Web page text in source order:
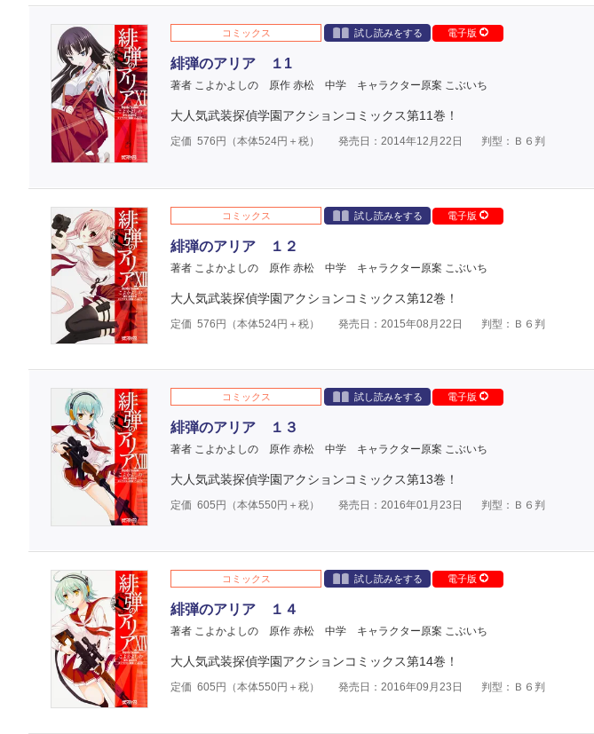
コミックス 試し読みをする 電子版
緋弾のアリア １1
著者 こよかよしの 原作 赤松 中学 キャラクター原案 こぶいち
大人気武装探偵学園アクションコミックス第11巻！
定価 576 円（本体524円＋税） 発売日：2014年12月22日 判型：Ｂ６判
コミックス 試し読みをする 電子版
緋弾のアリア １２
著者 こよかよしの 原作 赤松 中学 キャラクター原案 こぶいち
大人気武装探偵学園アクションコミックス第12巻！
定価 576 円（本体524円＋税） 発売日：2015年08月22日 判型：Ｂ６判
コミックス 試し読みをする 電子版
緋弾のアリア １３
著者 こよかよしの 原作 赤松 中学 キャラクター原案 こぶいち
大人気武装探偵学園アクションコミックス第13巻！
定価 605 円（本体550円＋税） 発売日：2016年01月23日 判型：Ｂ６判
コミックス 試し読みをする 電子版
緋弾のアリア １４
著者 こよかよしの 原作 赤松 中学 キャラクター原案 こぶいち
大人気武装探偵学園アクションコミックス第14巻！
定価 605 円（本体550円＋税） 発売日：2016年09月23日 判型：Ｂ６判